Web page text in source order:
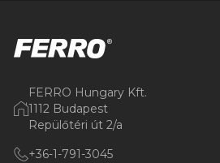
FERRO Hungary Kft.
1112 Budapest
Repülőtéri út 2/a
+36-1-791-3045